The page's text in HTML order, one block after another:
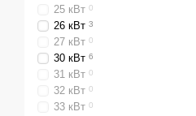
25 кВт 0
26 кВт 3
27 кВт 0
30 кВт 6
31 кВт 0
32 кВт 0
33 кВт 0